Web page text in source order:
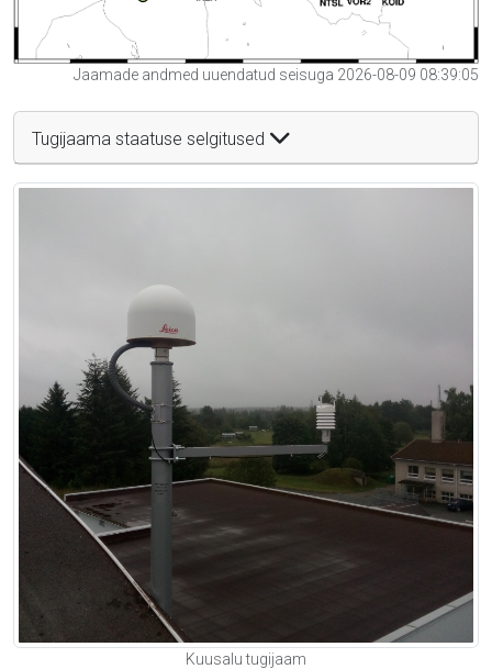
Jaamade andmed uuendatud seisuga 2026-08-09 08:39:05
Tugijaama staatuse selgitused
Kuusalu tugijaam